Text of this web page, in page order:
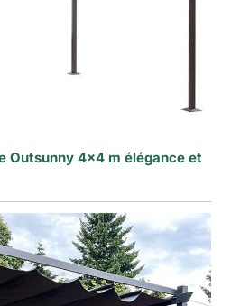
Outsunny 4×4 m élégance et